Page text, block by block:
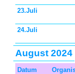
23.Juli
24.Juli
August 2024
Datum